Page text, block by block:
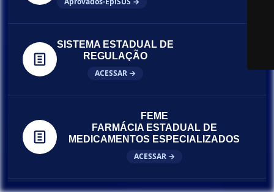
SISTEMA ESTADUAL DE
REGULAÇÃO
ACESSAR →
FEME
FARMÁCIA ESTADUAL DE
MEDICAMENTOS ESPECIALIZADOS
ACESSAR →